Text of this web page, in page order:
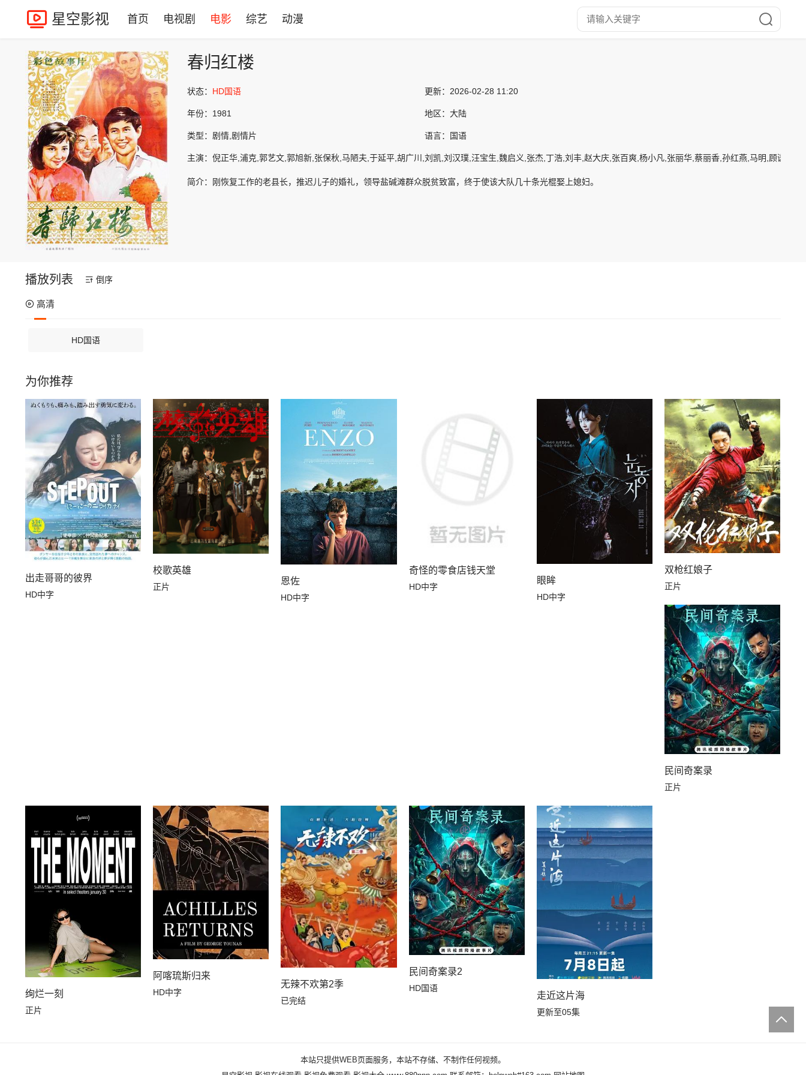
星空影视 首页 电视剧 电影 综艺 动漫
春归红楼
状态： HD国语 更新： 2026-02-28 11:20
年份： 1981 地区： 大陆
类型： 剧情,剧情片 语言： 国语
主演： 倪正华,浦克,郭艺文,郭旭新,张保秋,马陋夫,于延平,胡广川,刘凯,刘汉璞,汪宝生,魏启义,张杰,丁浩,刘丰,赵大庆,张百爽,杨小凡,张丽华,蔡丽香,孙红燕,马明,顾谦
简介： 刚恢复工作的老县长，推迟儿子的婚礼，领导盐碱滩群众脱贫致富，终于使该大队几十条光棍娶上媳妇。
播放列表 倒序
高清
HD国语
为你推荐
出走哥哥的彼界
HD中字
校歌英雄
正片
恩佐
HD中字
奇怪的零食店钱天堂
HD中字
眼眸
HD中字
双枪红娘子
正片
民间奇案录
正片
绚烂一刻
正片
阿喀琉斯归来
HD中字
无辣不欢第2季
已完结
民间奇案录2
HD国语
走近这片海
更新至05集
本站只提供WEB页面服务，本站不存储、不制作任何视频。